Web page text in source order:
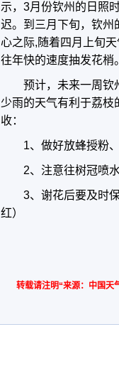
示，3月份钦州的日照
迟。到三月下旬，钦州
心之际,随着四月上旬
往年快的速度抽发花梢。
预计，未来一周钦
少雨的天气有利于荔
收：
1、做好放蜂授粉
2、注意往树冠喷
3、谢花后要及时
红）
转载请注明“来源：中国天